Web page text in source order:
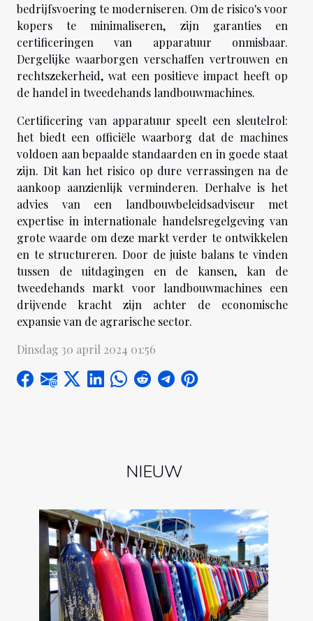
bedrijfsvoering te moderniseren. Om de risico's voor
kopers te minimaliseren, zijn garanties en
certificeringen van apparatuur onmisbaar.
Dergelijke waarborgen verschaffen vertrouwen en
rechtszekerheid, wat een positieve impact heeft op
de handel in tweedehands landbouwmachines.
Certificering van apparatuur speelt een sleutelrol:
het biedt een officiële waarborg dat de machines
voldoen aan bepaalde standaarden en in goede staat
zijn. Dit kan het risico op dure verrassingen na de
aankoop aanzienlijk verminderen. Derhalve is het
advies van een landbouwbeleidsadviseur met
expertise in internationale handelsregelgeving van
grote waarde om deze markt verder te ontwikkelen
en te structureren. Door de juiste balans te vinden
tussen de uitdagingen en de kansen, kan de
tweedehands markt voor landbouwmachines een
drijvende kracht zijn achter de economische
expansie van de agrarische sector.
Dinsdag 30 april 2024 01:56
NIEUW